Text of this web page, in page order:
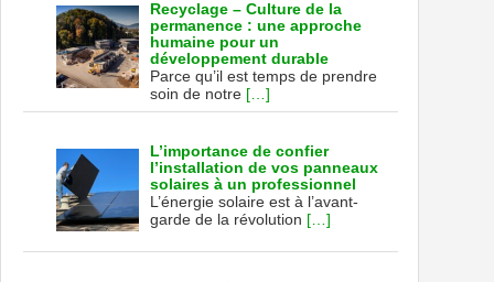
Recyclage – Culture de la
permanence : une approche
humaine pour un
développement durable
Parce qu’il est temps de prendre
soin de notre […]
L’importance de confier
l’installation de vos panneaux
solaires à un professionnel
L’énergie solaire est à l’avant-
garde de la révolution […]